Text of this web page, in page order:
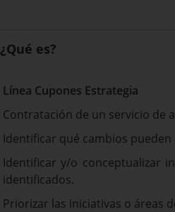
¿Qué es?
Línea Cupones Estrategia
Contratación de un servicio de
Identificar qué cambios
Identificar y/o conceptualizar
identificados.
Priorizar las iniciativas o áreas